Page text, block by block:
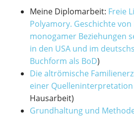
Meine Diplomarbeit: Freie
Polyamory. Geschichte
monogamer Beziehungen
in den USA und im
Buchform als BoD)
Die altrömische
einer Quelleninterpretation
Hausarbeit)
Grundhaltung und